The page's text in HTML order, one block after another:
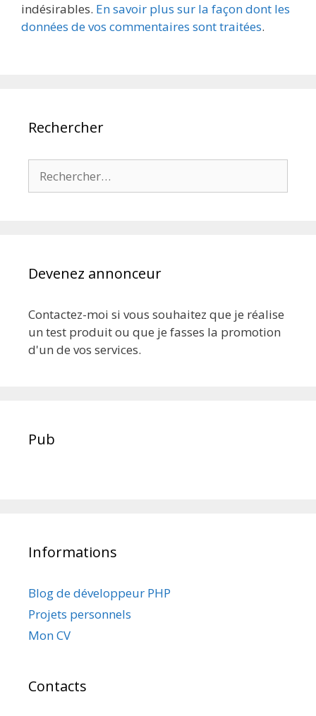
indésirables. En savoir plus sur la façon dont les
données de vos commentaires sont traitées.
Rechercher
Devenez annonceur
Contactez-moi si vous souhaitez que je réalise
un test produit ou que je fasses la promotion
d'un de vos services.
Pub
Informations
Blog de développeur PHP
Projets personnels
Mon CV
Contacts